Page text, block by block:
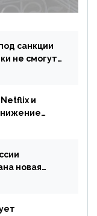
санкции
не смогут
и
новая